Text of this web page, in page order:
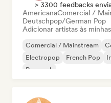
> 3300 feedbacks
AmericanaComercial /
Deutschpop/German Pop
Adicionar artistas às
Comercial / Mainstream
Electropop
French Pop
Pop rock